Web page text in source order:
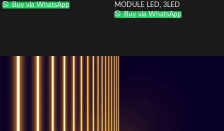
Buy via WhatsApp
MODULE LED, 3LED
Buy via WhatsApp